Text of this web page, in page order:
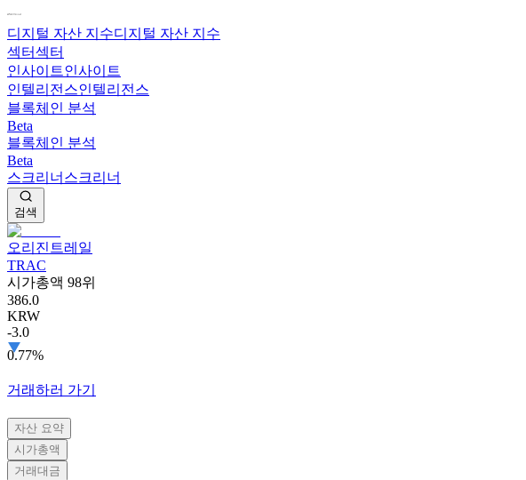
디지털 자산 지수디지털 자산 지수
섹터섹터
인사이트인사이트
인텔리전스인텔리전스
블록체인 분석
Beta
블록체인 분석
Beta
스크리너 스크리너
검색
오리진트레일
TRAC
시가총액 98위
386.0
KRW
-3.0
0.77%
거래하러 가기
자산 요약
시가총액
거래대금